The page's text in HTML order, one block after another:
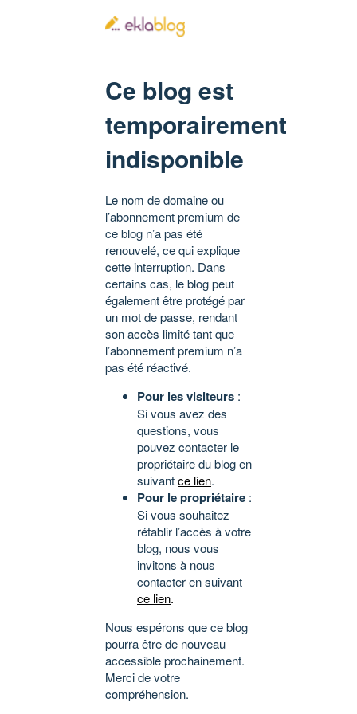
Ce blog est
temporairement
indisponible
Le nom de domaine ou
l’abonnement premium de
ce blog n’a pas été
renouvelé, ce qui explique
cette interruption. Dans
certains cas, le blog peut
également être protégé par
un mot de passe, rendant
son accès limité tant que
l’abonnement premium n’a
pas été réactivé.
Pour les visiteurs :
Si vous avez des
questions, vous
pouvez contacter le
propriétaire du blog en
suivantce lien.
Pour le propriétaire :
Si vous souhaitez
rétablir l’accès à votre
blog, nous vous
invitons à nous
contacter en suivant
ce lien.
Nous espérons que ce blog
pourra être de nouveau
accessible prochainement.
Merci de votre
compréhension.